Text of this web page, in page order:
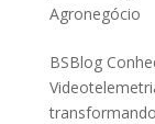
Agronegócio
BSBlog